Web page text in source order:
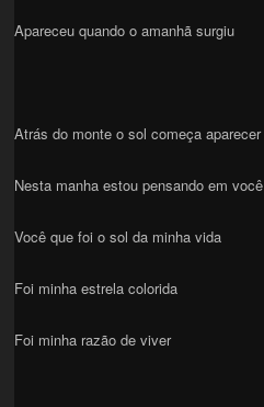
Apareceu quando o amanhã surgiu
Atrás do monte o sol começa aparecer
Nesta manha estou pensando em você
Você que foi o sol da minha vida
Foi minha estrela colorida
Foi minha razão de viver